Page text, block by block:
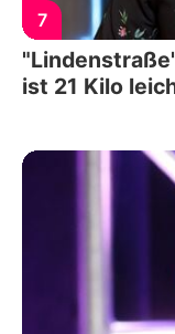
7
ist 21 Kilo